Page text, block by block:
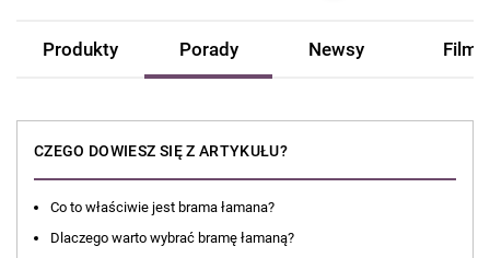
Produkty Porady Newsy Filmy
CZEGO DOWIESZ SIĘ Z ARTYKUŁU?
Co to właściwie jest brama łamana?
Dlaczego warto wybrać bramę łamaną?